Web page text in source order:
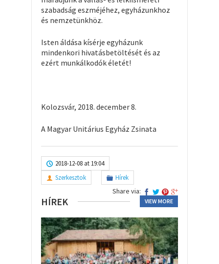
szabadság eszméjéhez, egyházunkhoz
és nemzetünkhöz.
Isten áldása kísérje egyházunk
mindenkori hivatásbetöltését és az
ezért munkálkodók életét!
Kolozsvár, 2018. december 8.
A Magyar Unitárius Egyház Zsinata
2018-12-08 at 19:04
Szerkesztok
Hírek
Share via:
HÍREK VIEW MORE